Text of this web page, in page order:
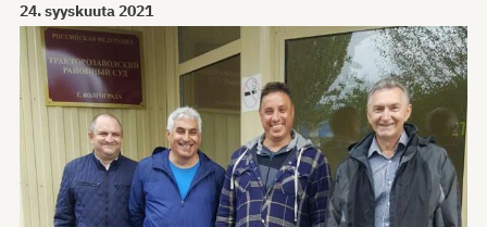
24. syyskuuta 2021